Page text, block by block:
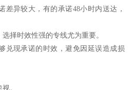
差异较大，有的承诺48小时内送达，
择时效性强的专线尤为重要。
兑现承诺的时效，避免因延误造成损
。